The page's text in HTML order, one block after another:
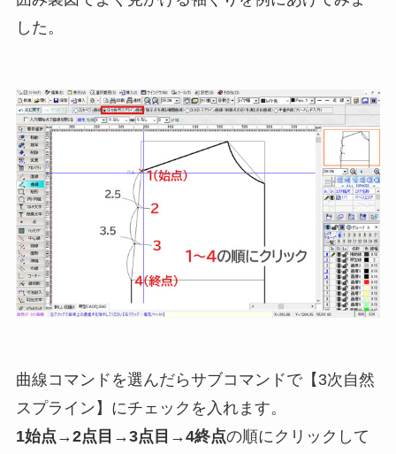
した。
曲線コマンドを選んだらサブコマンドで【3次自然
スプライン】にチェックを入れます。
1始点→2点目→3点目→4終点の順にクリックして